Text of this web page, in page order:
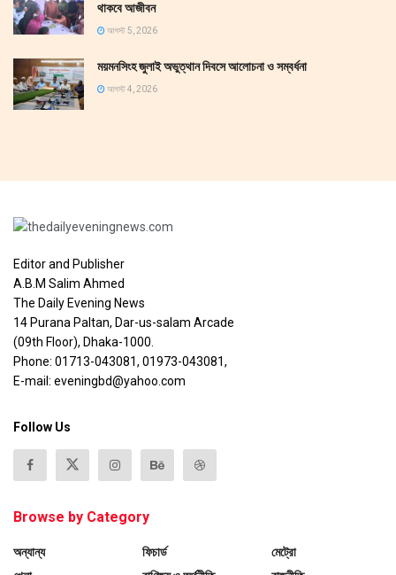
থাকবে আজীবন
আগস্ট 5, 2026
ময়মনসিংহ জুলাই অভুত্থান দিবসে আলোচনা ও সম্বর্ধনা
আগস্ট 4, 2026
Editor and Publisher
A.B.M Salim Ahmed
The Daily Evening News
14 Purana Paltan, Dar-us-salam Arcade
(09th Floor), Dhaka-1000.
Phone: 01713-043081, 01973-043081,
E-mail: eveningbd@yahoo.com
Follow Us
Browse by Category
অন্যান্য
ফিচার্ড
মেট্রো